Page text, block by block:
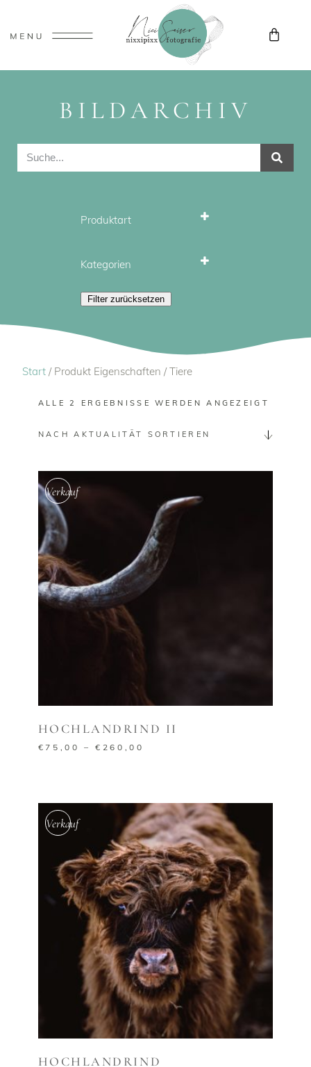
BILDARCHIV
Produktart
Wandbilder
Kategorien
Österreich
Tiere
Filter zurücksetzen
Start / Produkt Eigenschaften / Tiere
ALLE 2 ERGEBNISSE WERDEN ANGEZEIGT
NACH AKTUALITÄT SORTIEREN
Verkauf
AUSFÜHRUNG WÄHLEN
HOCHLANDRIND II
€75,00 –€ 260,00
Verkauf
AUSFÜHRUNG WÄHLEN
HOCHLANDRIND